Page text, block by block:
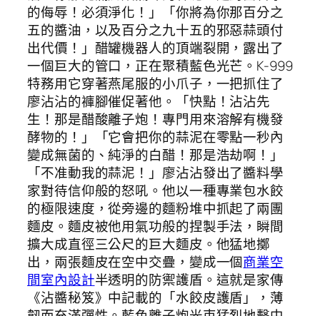
的侮辱！必須淨化！」「你將為你那百分之
五的醬油，以及百分之九十五的邪惡蒜頭付
出代價！」醋罐機器人的頂端裂開，露出了
一個巨大的管口，正在聚積藍色光芒。K-999
特務用它穿著燕尾服的小爪子，一把抓住了
廖沾沾的褲腳催促著他。「快點！沾沾先
生！那是醋酸離子炮！專門用來溶解有機發
酵物的！」「它會把你的蒜泥在零點一秒內
變成無菌的、純淨的白醋！那是浩劫啊！」
「不准動我的蒜泥！」廖沾沾發出了醬料學
家對待信仰般的怒吼。他以一種專業包水餃
的極限速度，從旁邊的麵粉堆中抓起了兩團
麵皮。麵皮被他用氣功般的捏製手法，瞬間
擴大成直徑三公尺的巨大麵皮。他猛地擲
出，兩張麵皮在空中交疊，變成一個商業空
間室內設計半透明的防禦護盾。這就是家傳
《沾醬秘笈》中記載的「水餃皮護盾」，薄